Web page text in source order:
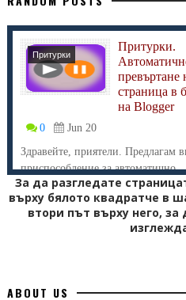
Притурки
Притурки.
превъртане
страница в
на Blogger
0
Jun 20
Здравейте, приятели. Предлагам
приспособление за автоматично
превър...
За да разгледате
върху бялото квадратче в
втори път върху него,
ABOUT US